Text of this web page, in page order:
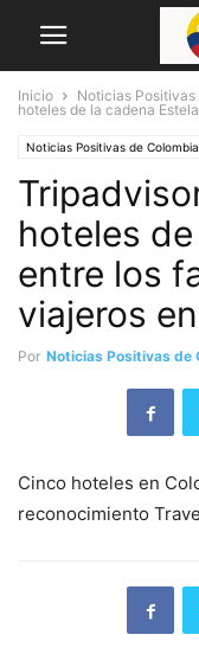
Inicio Noticias Positivas
hoteles de la cadena
Noticias Positivas de Colombia
hoteles
entre los
viajeros
Por Noticias Positivas de
Cinco hoteles en
reconocimiento